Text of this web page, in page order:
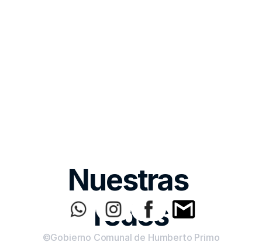
Nuestras
redes
©Gobierno Comunal de Humberto Primo